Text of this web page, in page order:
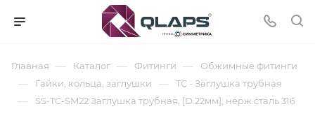
Главная — Каталог — Фитинги — Обжимные фитинги
— Гайки, кольца, заглушки — TC - Заглушка трубная
— SS-TC-SM22 Заглушка трубная, [D.22мм], нерж.сталь 316